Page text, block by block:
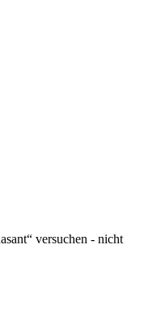
versuchen - nicht